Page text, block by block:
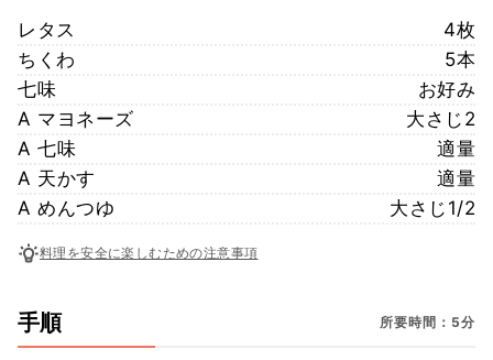
レタス
4枚
ちくわ
5本
七味
お好み
A マヨネーズ
大さじ2
A 七味
適量
A 天かす
適量
A めんつゆ
大さじ1/2
料理を安全に楽しむための注意事項
手順 所要時間：5分